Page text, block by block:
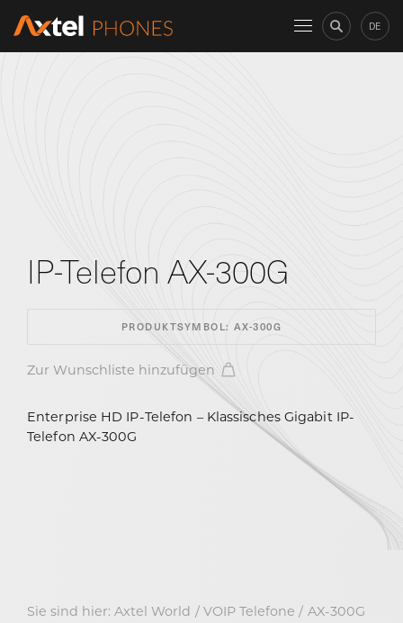
DE
IP-Telefon AX-300G
PRODUKTSYMBOL: AX-300G
Zur Wunschliste hinzufügen
Enterprise HD IP-Telefon – Klassisches Gigabit IP-
Telefon AX-300G
Sie sind hier: Axtel World VOIP Telefone AX-300G